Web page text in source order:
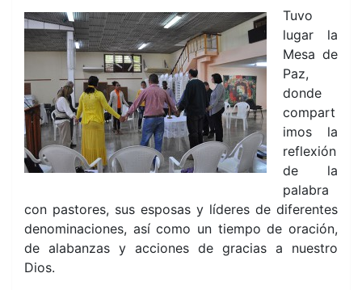
Tuvo
lugar la
Mesa de
Paz,
donde
compart
imos la
reflexión
de la
palabra
con pastores, sus esposas y líderes de diferentes
denominaciones, así como un tiempo de oración,
de alabanzas y acciones de gracias a nuestro
Dios.